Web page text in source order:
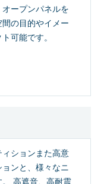
ープンパネルを
の目的やイメー
可能です。
ションまた高意
ンと、様々なニ
高遮音、高耐震